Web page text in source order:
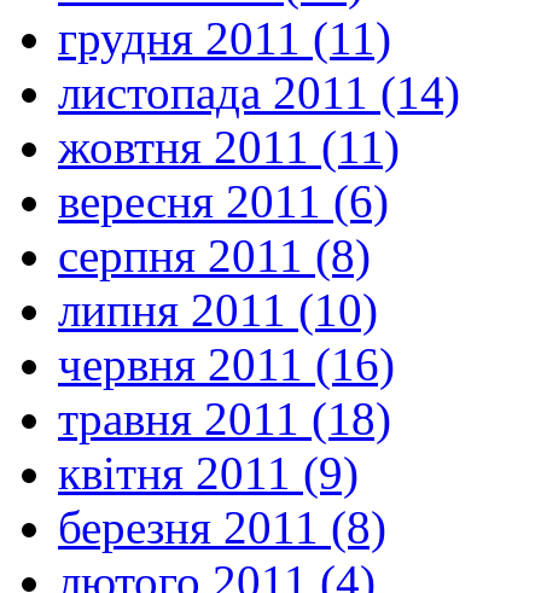
грудня 2011 (11)
листопада 2011 (14)
жовтня 2011 (11)
вересня 2011 (6)
серпня 2011 (8)
липня 2011 (10)
червня 2011 (16)
травня 2011 (18)
квітня 2011 (9)
березня 2011 (8)
лютого 2011 (4)